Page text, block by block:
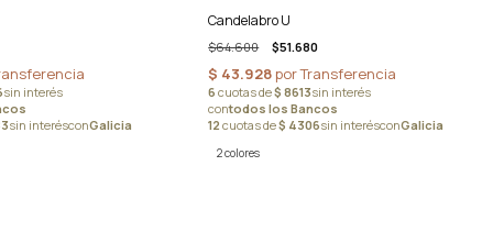
Candelabro U
$64.600 $51.680
2 colores